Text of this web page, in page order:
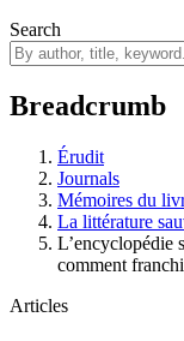
Search
Breadcrumb
Érudit
Journals
Mémoires du
La littérature
L’encyclopédie
comment
Articles